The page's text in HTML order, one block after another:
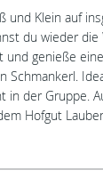
Klein auf
du wieder
genieße
in der Gruppe.
Hofgut